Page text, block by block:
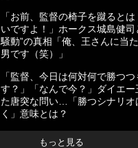
「お前、監督の椅子を蹴ると
いですよ！」ホークス城島健司
騒動”の真相「俺、王さんに当
男です（笑）」
「監督、今日は何対何で勝つ
す？」「なんで今？」ダイエ
た唐突な問い…「勝つシナリオ
く」意味とは？
もっと見る